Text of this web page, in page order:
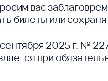
вас
билеты или
2025 г. №
при